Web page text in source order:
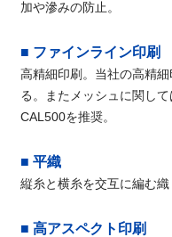
加や滲みの防止。
■ ファインライン印刷
高精細印刷。当社の高精
る。またメッシュに関し
CAL500を推奨。
■ 平織
縦糸と横糸を交互に編む織
■ 高アスペクト印刷